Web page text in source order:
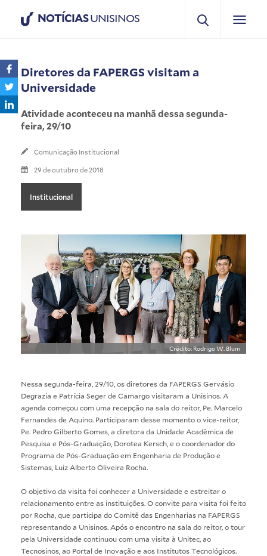
NOTÍCIASUNISINOS
Diretores da FAPERGS visitam a
Universidade
Atividade aconteceu na manhã dessa segunda-
feira, 29/10
Comunicação Institucional
29 de outubro de 2018
Institucional
Crédito: Rodrigo W. Blum
Nessa segunda-feira, 29/10, os diretores da FAPERGS Gervásio
Degrazia e Patrícia Seger de Camargo visitaram a Unisinos. A
agenda começou com uma recepção na sala do reitor, Pe. Marcelo
Fernandes de Aquino. Participaram desse momento o vice-reitor,
Pe. Pedro Gilberto Gomes, a diretora da Unidade Acadêmica de
Pesquisa e Pós-Graduação, Dorotea Kersch, e o coordenador do
Programa de Pós-Graduação em Engenharia de Produção e
Sistemas, Luiz Alberto Oliveira Rocha.
O objetivo da visita foi conhecer a Universidade e estreitar o
relacionamento entre as instituições. O convite para visita foi feito
por Rocha, que participa do Comitê das Engenharias na FAPERGS
representando a Unisinos. Após o encontro na sala do reitor, o tour
pela Universidade continuou com uma visita à Unitec, ao
Tecnosinos, ao Portal de Inovação e aos Institutos Tecnológicos.